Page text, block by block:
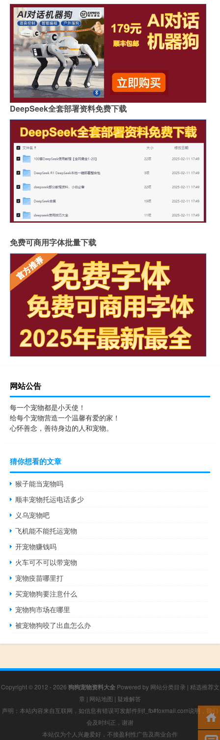
DeepSeek全套部署资料免费下载
免费可商用字体批量下载
网站公告
每一个宠物都是小天使！
给每个宠物营造一个温馨有爱的家！
心怀善念，善待身边的人和宠物。
猜你想看的文章
猴子能当宠物吗
顺丰宠物托运电话多少
义乌宠物吧
飞机能不能托运宠物
开宠物赚钱吗
火车可不可以带宠物
宠物疫苗哪里打
买宠物狗要注意什么
宠物狗市场在哪里
被宠物狗咬了出血怎么办
Copyright © 2012 - 2026 狗狗宠物资料大全Powered by 网站分类目录 | 精选推荐文
章 | 网站地图 | 疑难解答
声明：本站内容来自互联网，如信息有错误可发邮件到f_fb#foxmail.com说明，我们
会及时纠正，谢谢
本站仅为个人兴趣爱好，不接盈利性广告及商业合作